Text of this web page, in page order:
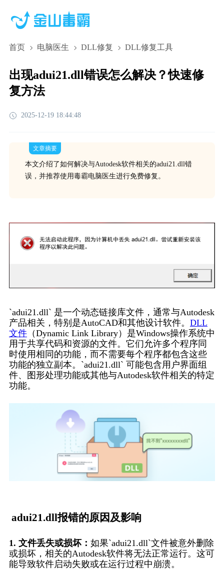
首页 电脑医生 DLL修复 DLL修复工具
出现adui21.dll错误怎么解决？快速修
复方法
2025-12-19 18:44:48
文章摘要
本文介绍了如何解决与Autodesk软件相关的adui21.dll错
误，并推荐使用毒霸电脑医生进行免费修复。
`adui21.dll` 是一个动态链接库文件，通常与Autodesk
产品相关，特别是AutoCAD和其他设计软件。 DLL
文件（Dynamic Link Library）是Windows操作系统中
用于共享代码和资源的文件。它们允许多个程序同
时使用相同的功能，而不需要每个程序都包含这些
功能的独立副本。`adui21.dll` 可能包含用户界面组
件、图形处理功能或其他与Autodesk软件相关的特定
功能。
adui21.dll报错的原因及影响
1. 文件丢失或损坏： 如果`adui21.dll`文件被意外删除
或损坏，相关的Autodesk软件将无法正常运行。这可
能导致软件启动失败或在运行过程中崩溃。